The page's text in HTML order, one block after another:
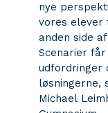
nye
vores elever
anden side
Scenarier
udfordringer
løsningerne,
Michael